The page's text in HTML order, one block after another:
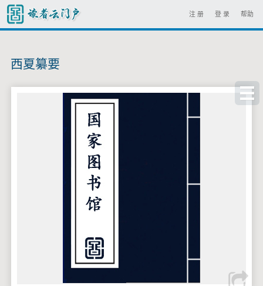
帮助
登 录
注 册
西夏纂要